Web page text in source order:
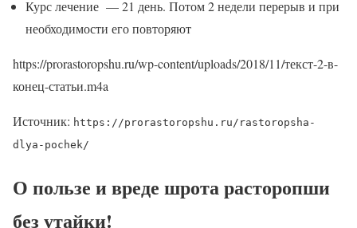
Курс лечение — 21 день. Потом 2 недели перерыв и при
необходимости его повторяют
https://prorastoropshu.ru/wp-content/uploads/2018/11/текст-2-в-
конец-статьи.m4a
Источник: https://prorastoropshu.ru/rastoropsha-
dlya-pochek/
О пользе и вреде шрота расторопши
без утайки!